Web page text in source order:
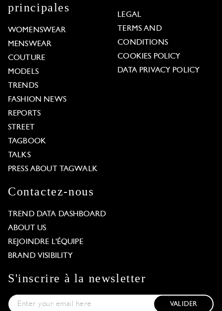
principales
WOMENSWEAR
MENSWEAR
COUTURE
MODELS
TRENDS
FASHION NEWS
REPORTS
STREET
TAGBOOK
TALKS
PRESS ABOUT TAGWALK
LEGAL
TERMS AND
CONDITIONS
COOKIES POLICY
DATA PRIVACY POLICY
Contactez-nous
TREND DATA DASHBOARD
ABOUT US
REJOINDRE L'ÉQUIPE
BRAND VISIBILITY
S'inscrire à la newsletter
VALIDER